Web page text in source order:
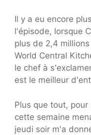
Il y a eu encore
l'épisode, lorsque
plus de 2,4
World Central
le chef à
est le meilleur
Plus que tout,
cette semaine
jeudi soir m'a